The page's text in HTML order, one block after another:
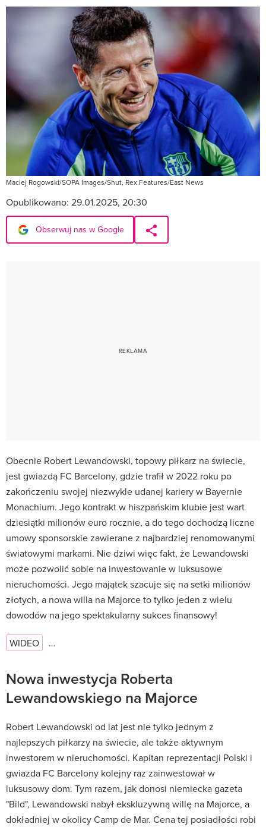
Maciej Rogowski/SOPA Images/Shut, Rex Features/East News
Opublikowano: 29.01.2025, 20:30
Obserwuj nas w Google
Obecnie Robert Lewandowski, topowy piłkarz na świecie,
jest gwiazdą FC Barcelony, gdzie trafił w 2022 roku po
zakończeniu swojej niezwykle udanej kariery w Bayernie
Monachium. Jego kontrakt w hiszpańskim klubie jest wart
dziesiątki milionów euro rocznie, a do tego dochodzą liczne
umowy sponsorskie zawierane z najbardziej renomowanymi
światowymi markami. Nie dziwi więc fakt, że Lewandowski
może pozwolić sobie na inwestowanie w luksusowe
nieruchomości. Jego majątek szacuje się na setki milionów
złotych, a nowa willa na Majorce to tylko jeden z wielu
dowodów na jego spektakularny sukces finansowy!
WIDEO …
Nowa inwestycja Roberta
Lewandowskiego na Majorce
Robert Lewandowski od lat jest nie tylko jednym z
najlepszych piłkarzy na świecie, ale także aktywnym
inwestorem w nieruchomości. Kapitan reprezentacji Polski i
gwiazda FC Barcelony kolejny raz zainwestował w
luksusowy dom. Tym razem, jak donosi niemiecka gazeta
"Bild", Lewandowski nabył ekskluzywną willę na Majorce, a
dokładniej w okolicy Camp de Mar. Cena tej posiadłości robi